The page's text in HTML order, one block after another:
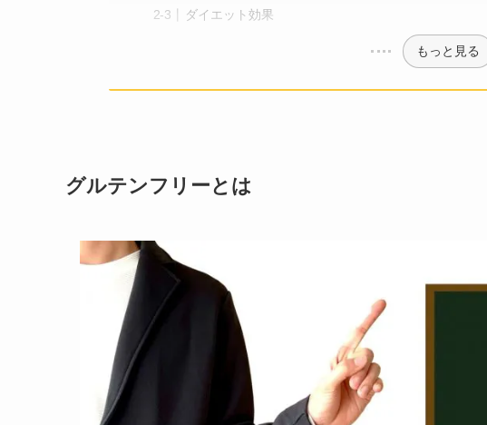
ダイエット効果
もっと見る
グルテンフリーとは